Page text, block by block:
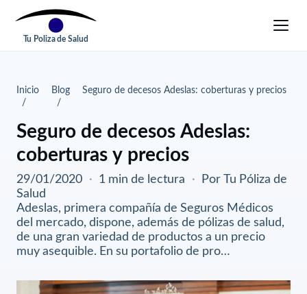
Tu Poliza de Salud
Inicio Blog Seguro de decesos Adeslas: coberturas y precios
Seguro de decesos Adeslas:
coberturas y precios
29/01/2020 · 1 min de lectura ·
Por Tu Póliza de
Salud
Adeslas, primera compañía de Seguros Médicos
del mercado, dispone, además de pólizas de salud,
de una gran variedad de productos a un precio
muy asequible. En su portafolio de pro…